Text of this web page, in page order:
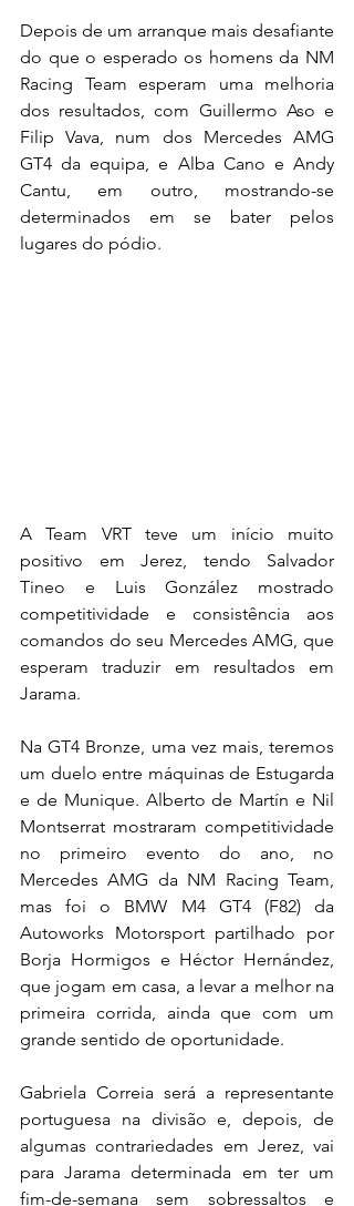
Depois de um arranque mais desafiante
do que o esperado os homens da NM
Racing Team esperam uma melhoria
dos resultados, com Guillermo Aso e
Filip Vava, num dos Mercedes AMG
GT4 da equipa, e Alba Cano e Andy
Cantu, em outro, mostrando-se
determinados em se bater pelos
lugares do pódio.
A Team VRT teve um início muito
positivo em Jerez, tendo Salvador
Tineo e Luis González mostrado
competitividade e consistência aos
comandos do seu Mercedes AMG, que
esperam traduzir em resultados em
Jarama.
Na GT4 Bronze, uma vez mais, teremos
um duelo entre máquinas de Estugarda
e de Munique. Alberto de Martín e Nil
Montserrat mostraram competitividade
no primeiro evento do ano, no
Mercedes AMG da NM Racing Team,
mas foi o BMW M4 GT4 (F82) da
Autoworks Motorsport partilhado por
Borja Hormigos e Héctor Hernández,
que jogam em casa, a levar a melhor na
primeira corrida, ainda que com um
grande sentido de oportunidade.
Gabriela Correia será a representante
portuguesa na divisão e, depois, de
algumas contrariedades em Jerez, vai
para Jarama determinada em ter um
fim-de-semana sem sobressaltos e